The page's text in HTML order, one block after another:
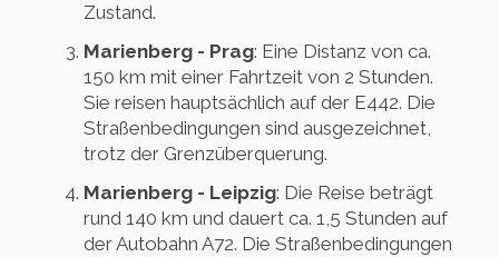
Zustand.
Marienberg - Prag: Eine Distanz von ca.
150 km mit einer Fahrtzeit von 2 Stunden.
Sie reisen hauptsächlich auf der E442. Die
Straßenbedingungen sind ausgezeichnet,
trotz der Grenzüberquerung.
Marienberg - Leipzig: Die Reise beträgt
rund 140 km und dauert ca. 1,5 Stunden auf
der Autobahn A72. Die Straßenbedingungen